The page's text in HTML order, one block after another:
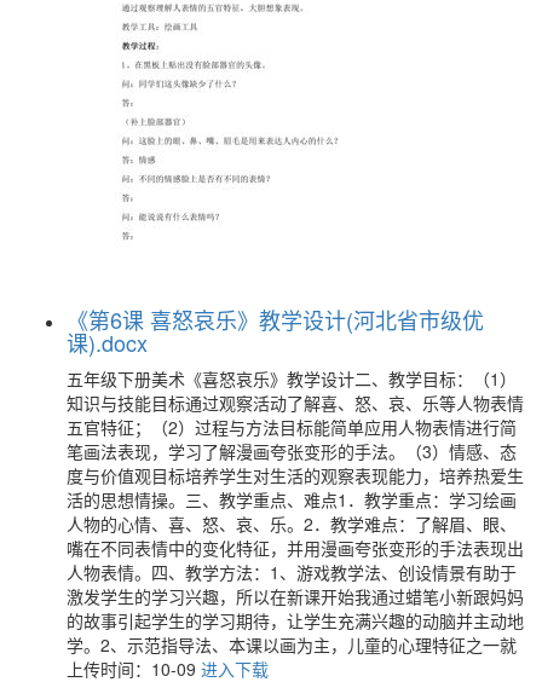
《第6课 喜怒哀乐》教学设计(河北省市级优
课).docx
五年级下册美术《喜怒哀乐》教学设计二、教学目标：（1）
知识与技能目标通过观察活动了解喜、怒、哀、乐等人物表情
五官特征；（2）过程与方法目标能简单应用人物表情进行简
笔画法表现，学习了解漫画夸张变形的手法。（3）情感、态
度与价值观目标培养学生对生活的观察表现能力，培养热爱生
活的思想情操。三、教学重点、难点1．教学重点：学习绘画
人物的心情、喜、怒、哀、乐。2．教学难点：了解眉、眼、
嘴在不同表情中的变化特征，并用漫画夸张变形的手法表现出
人物表情。四、教学方法：1、游戏教学法、创设情景有助于
激发学生的学习兴趣，所以在新课开始我通过蜡笔小新跟妈妈
的故事引起学生的学习期待，让学生充满兴趣的动脑并主动地
学。2、示范指导法、本课以画为主，儿童的心理特征之一就
上传时间：10-09 进入下载